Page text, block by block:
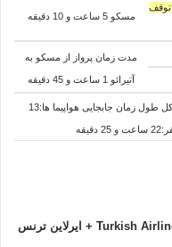
مسکو 5 ساعت و 10 دقیقه
توقف
مدت زمان پرواز از مسکو به
آتیرائو 1 ساعت و 45 دقیقه
کل طول زمان پرواز در هوا:9 ساعت و 00 دقیقه - کل طول زمان جابجایی هواپیما ها:13
Turkish Airlines + ایرلاین ترنس